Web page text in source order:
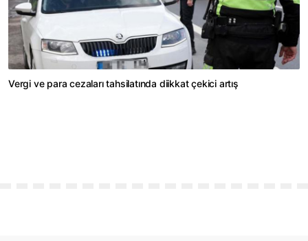
Vergi ve para cezaları tahsilatında diikkat çekici artış